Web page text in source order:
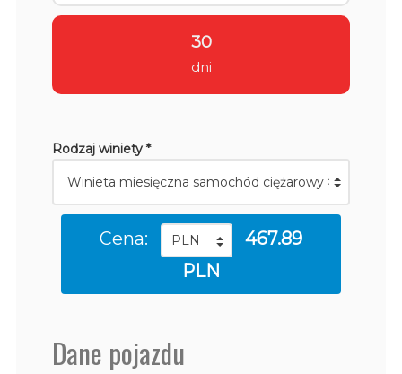
30
dni
Rodzaj winiety *
Cena:
467.89
PLN
Dane pojazdu